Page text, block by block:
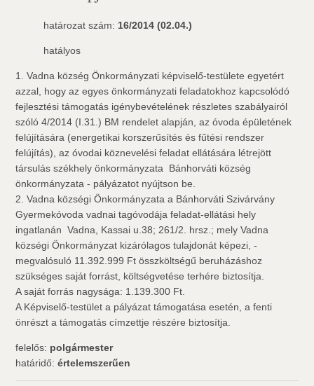
határozat szám: 16/2014 (02.04.)
hatályos
1. Vadna község Önkormányzati képviselő-testülete egyetért
azzal, hogy az egyes önkormányzati feladatokhoz kapcsolódó
fejlesztési támogatás igénybevételének részletes szabályairól
szóló 4/2014 (I.31.) BM rendelet alapján, az óvoda épületének
felújítására (energetikai korszerűsítés és fűtési rendszer
felújítás), az óvodai köznevelési feladat ellátására létrejött
társulás székhely önkormányzata  Bánhorváti község
önkormányzata - pályázatot nyújtson be.
2. Vadna községi Önkormányzata a Bánhorváti Szivárvány
Gyermekóvoda vadnai tagóvodája feladat-ellátási hely
ingatlanán  Vadna, Kassai u.38; 261/2. hrsz.; mely Vadna
községi Önkormányzat kizárólagos tulajdonát képezi, -
megvalósuló 11.392.999 Ft összköltségű beruházáshoz
szükséges saját forrást, költségvetése terhére biztosítja.
A saját forrás nagysága: 1.139.300 Ft.
A Képviselő-testület a pályázat támogatása esetén, a fenti
önrészt a támogatás címzettje részére biztosítja.
felelős: polgármester
határidő:értelemszerűen